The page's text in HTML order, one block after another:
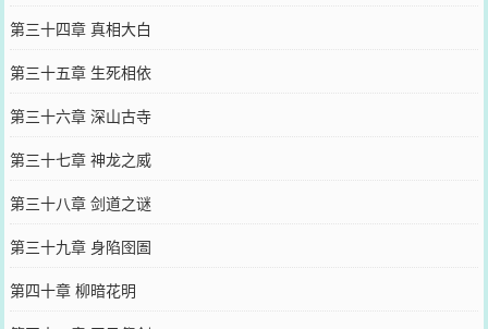
第三十四章 真相大白
第三十五章 生死相依
第三十六章 深山古寺
第三十七章 神龙之威
第三十八章 剑道之谜
第三十九章 身陷囹圄
第四十章 柳暗花明